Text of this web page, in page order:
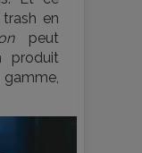
en
peut
produit